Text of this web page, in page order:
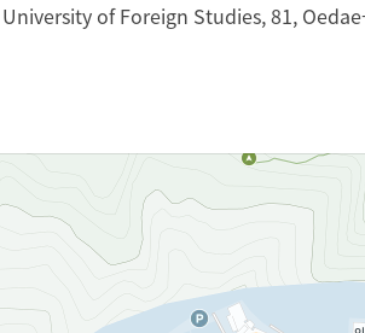
of Foreign Studies, 81,